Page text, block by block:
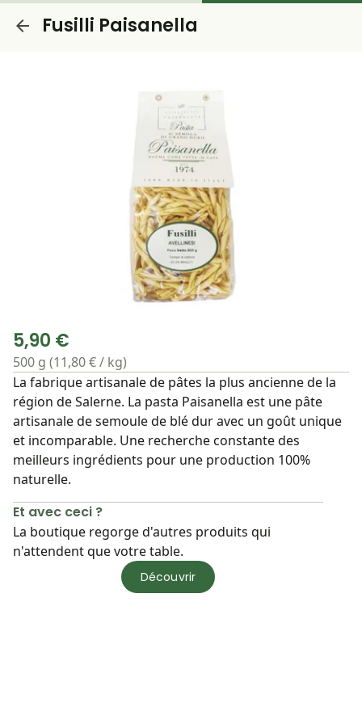
Fusilli Paisanella
5,90 €
500 g (11,80 € / kg)
La fabrique artisanale de pâtes la plus ancienne de la
région de Salerne. La pasta Paisanella est une pâte
artisanale de semoule de blé dur avec un goût unique
et incomparable. Une recherche constante des
meilleurs ingrédients pour une production 100%
naturelle.
Et avec ceci ?
La boutique regorge d'autres produits qui
n'attendent que votre table.
Découvrir